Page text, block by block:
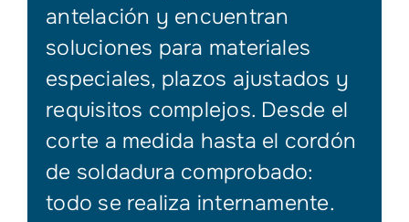
antelación y encuentran
soluciones para materiales
especiales, plazos ajustados y
requisitos complejos. Desde el
corte a medida hasta el cordón
de soldadura comprobado:
todo se realiza internamente.